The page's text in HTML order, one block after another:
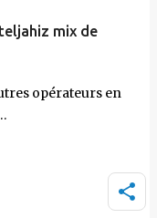
mix de
opérateurs en